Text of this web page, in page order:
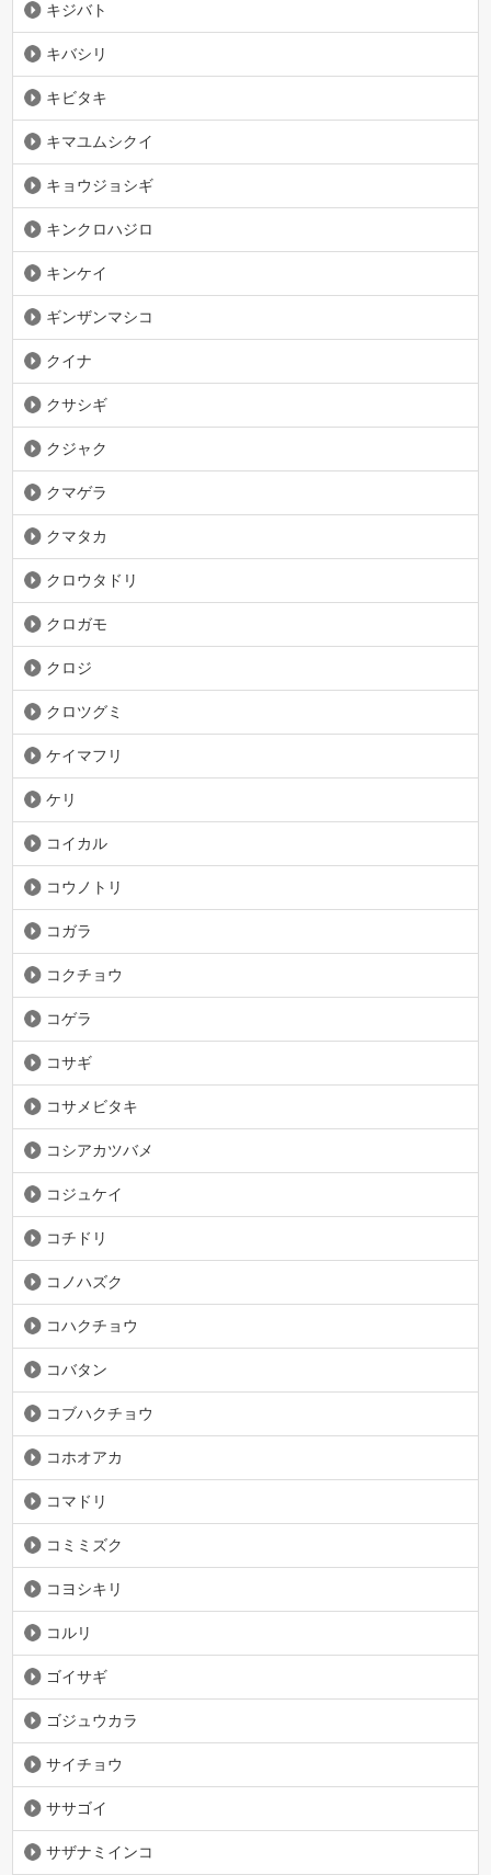
キジバト
キバシリ
キビタキ
キマユムシクイ
キョウジョシギ
キンクロハジロ
キンケイ
ギンザンマシコ
クイナ
クサシギ
クジャク
クマゲラ
クマタカ
クロウタドリ
クロガモ
クロジ
クロツグミ
ケイマフリ
ケリ
コイカル
コウノトリ
コガラ
コクチョウ
コゲラ
コサギ
コサメビタキ
コシアカツバメ
コジュケイ
コチドリ
コノハズク
コハクチョウ
コバタン
コブハクチョウ
コホオアカ
コマドリ
コミミズク
コヨシキリ
コルリ
ゴイサギ
ゴジュウカラ
サイチョウ
ササゴイ
サザナミインコ